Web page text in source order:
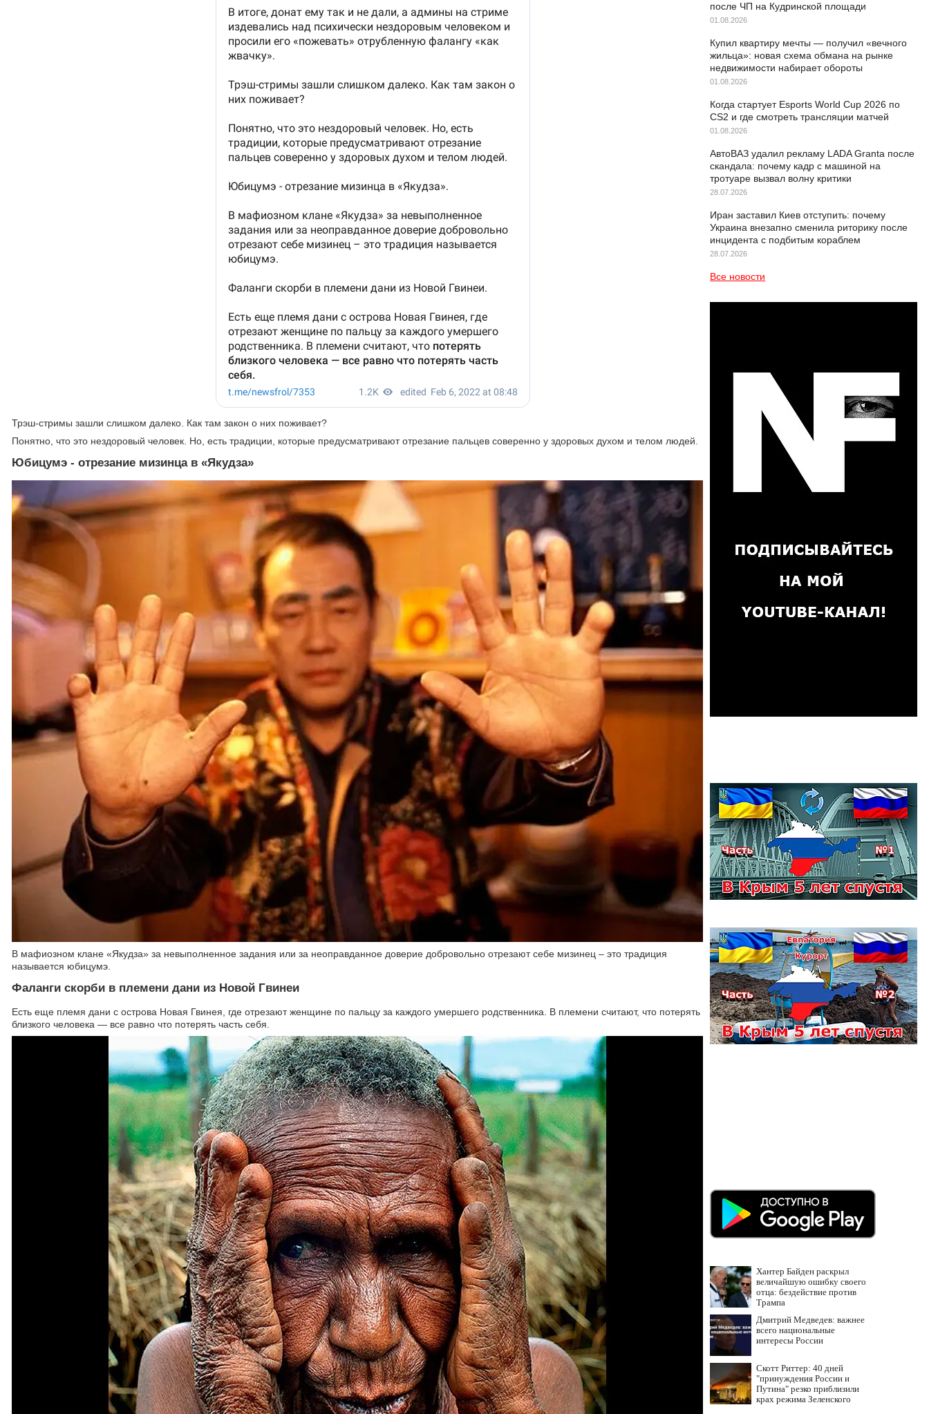
Трэш-стримы зашли слишком далеко. Как там закон о них поживает?
Понятно, что это нездоровый человек. Но, есть традиции, которые предусматривают отрезание пальцев соверенно у здоровых духом и телом людей.
Юбицумэ - отрезание мизинца в «Якудза»
В мафиозном клане «Якудза» за невыполненное задания или за неоправданное доверие добровольно отрезают себе мизинец – это традиция
называется юбицумэ.
Фаланги скорби в племени дани из Новой Гвинеи
Есть еще племя дани с острова Новая Гвинея, где отрезают женщине по пальцу за каждого умершего родственника. В племени считают, что потерять
близкого человека — все равно что потерять часть себя.
после ЧП на Кудринской площади
01.08.2026
Купил квартиру мечты — получил «вечного
жильца»: новая схема обмана на рынке
недвижимости набирает обороты
01.08.2026
Когда стартует Esports World Cup 2026 по
CS2 и где смотреть трансляции матчей
01.08.2026
АвтоВАЗ удалил рекламу LADA Granta после
скандала: почему кадр с машиной на
тротуаре вызвал волну критики
28.07.2026
Иран заставил Киев отступить: почему
Украина внезапно сменила риторику после
инцидента с подбитым кораблем
28.07.2026
Все новости
Хантер Байден раскрыл
величайшую ошибку своего
отца: бездействие против
Трампа
Дмитрий Медведев: важнее
всего национальные
интересы России
Скотт Риттер: 40 дней
"принуждения России и
Путина" резко приблизили
крах режима Зеленского